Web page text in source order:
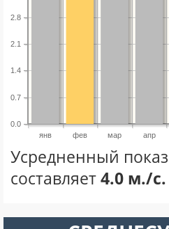
янв фев мар апр
0.0
0.7
1.4
2.1
2.8
Усредненный
составляет4.0 м./с.